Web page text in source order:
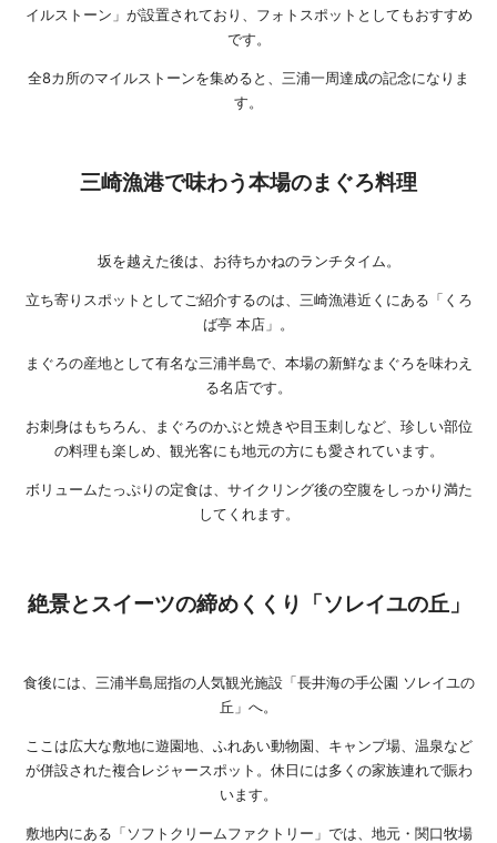
イルストーン」が設置されており、フォトスポットとしてもおすすめ
です。
全8カ所のマイルストーンを集めると、三浦一周達成の記念になりま
す。
三崎漁港で味わう本場のまぐろ料理
坂を越えた後は、お待ちかねのランチタイム。
立ち寄りスポットとしてご紹介するのは、三崎漁港近くにある「くろ
ば亭 本店」。
まぐろの産地として有名な三浦半島で、本場の新鮮なまぐろを味わえ
る名店です。
お刺身はもちろん、まぐろのかぶと焼きや目玉刺しなど、珍しい部位
の料理も楽しめ、観光客にも地元の方にも愛されています。
ボリュームたっぷりの定食は、サイクリング後の空腹をしっかり満た
してくれます。
絶景とスイーツの締めくくり「ソレイユの丘」
食後には、三浦半島屈指の人気観光施設「長井海の手公園 ソレイユの
丘」へ。
ここは広大な敷地に遊園地、ふれあい動物園、キャンプ場、温泉など
が併設された複合レジャースポット。休日には多くの家族連れで賑わ
います。
敷地内にある「ソフトクリームファクトリー」では、地元・関口牧場